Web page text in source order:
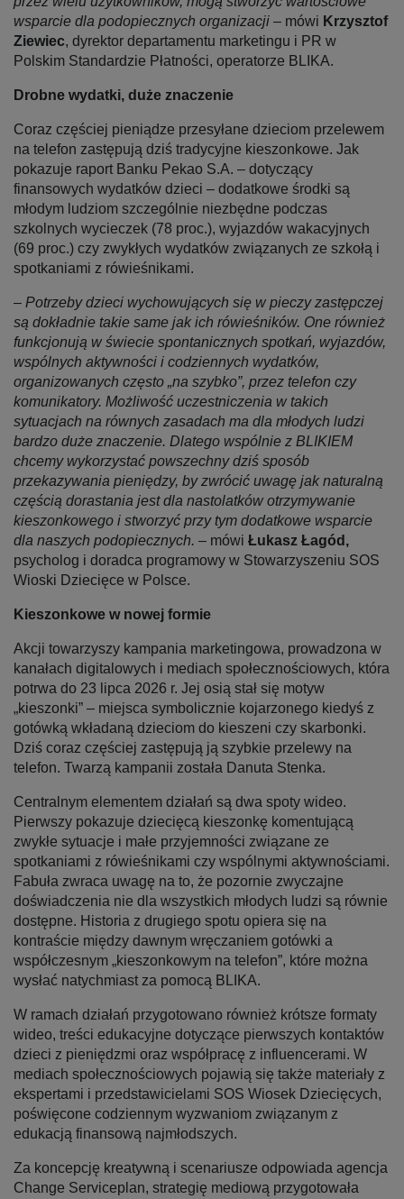
wsparcie dla podopiecznych organizacji – mówi Krzysztof
Ziewiec, dyrektor departamentu marketingu i PR w
Polskim Standardzie Płatności, operatorze BLIKA.
Drobne wydatki, duże znaczenie
Coraz częściej pieniądze przesyłane dzieciom przelewem
na telefon zastępują dziś tradycyjne kieszonkowe. Jak
pokazuje raport Banku Pekao S.A. – dotyczący
finansowych wydatków dzieci – dodatkowe środki są
młodym ludziom szczególnie niezbędne podczas
szkolnych wycieczek (78 proc.), wyjazdów wakacyjnych
(69 proc.) czy zwykłych wydatków związanych ze szkołą i
spotkaniami z rówieśnikami.
– Potrzeby dzieci wychowujących się w pieczy zastępczej
są dokładnie takie same jak ich rówieśników. One również
funkcjonują w świecie spontanicznych spotkań, wyjazdów,
wspólnych aktywności i codziennych wydatków,
organizowanych często „na szybko”, przez telefon czy
komunikatory. Możliwość uczestniczenia w takich
sytuacjach na równych zasadach ma dla młodych ludzi
bardzo duże znaczenie. Dlatego wspólnie z BLIKIEM
chcemy wykorzystać powszechny dziś sposób
przekazywania pieniędzy, by zwrócić uwagę jak naturalną
częścią dorastania jest dla nastolatków otrzymywanie
kieszonkowego i stworzyć przy tym dodatkowe wsparcie
dla naszych podopiecznych. – mówi Łukasz Łagód,
psycholog i doradca programowy w Stowarzyszeniu SOS
Wioski Dziecięce w Polsce.
Kieszonkowe w nowej formie
Akcji towarzyszy kampania marketingowa, prowadzona w
kanałach digitalowych i mediach społecznościowych, która
potrwa do 23 lipca 2026 r. Jej osią stał się motyw
„kieszonki” – miejsca symbolicznie kojarzonego kiedyś z
gotówką wkładaną dzieciom do kieszeni czy skarbonki.
Dziś coraz częściej zastępują ją szybkie przelewy na
telefon. Twarzą kampanii została Danuta Stenka.
Centralnym elementem działań są dwa spoty wideo.
Pierwszy pokazuje dziecięcą kieszonkę komentującą
zwykłe sytuacje i małe przyjemności związane ze
spotkaniami z rówieśnikami czy wspólnymi aktywnościami.
Fabuła zwraca uwagę na to, że pozornie zwyczajne
doświadczenia nie dla wszystkich młodych ludzi są równie
dostępne. Historia z drugiego spotu opiera się na
kontraście między dawnym wręczaniem gotówki a
współczesnym „kieszonkowym na telefon”, które można
wysłać natychmiast za pomocą BLIKA.
W ramach działań przygotowano również krótsze formaty
wideo, treści edukacyjne dotyczące pierwszych kontaktów
dzieci z pieniędzmi oraz współpracę z influencerami. W
mediach społecznościowych pojawią się także materiały z
ekspertami i przedstawicielami SOS Wiosek Dziecięcych,
poświęcone codziennym wyzwaniom związanym z
edukacją finansową najmłodszych.
Za koncepcję kreatywną i scenariusze odpowiada agencja
Change Serviceplan, strategię mediową przygotowała